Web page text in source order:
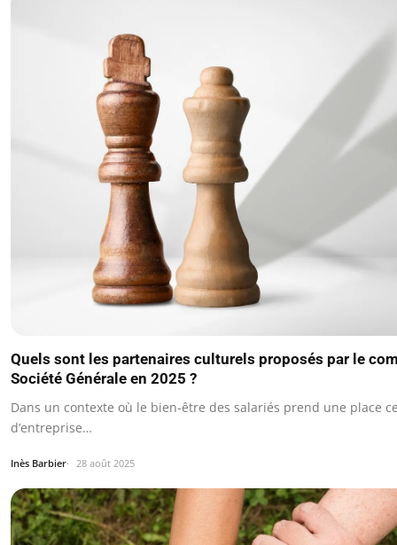
Quels sont les partenaires culturels proposés par le
Société Générale en 2025 ?
Dans un contexte où le bien-être des salariés prend une place
d’entreprise…
Inès Barbier 28 août 2025